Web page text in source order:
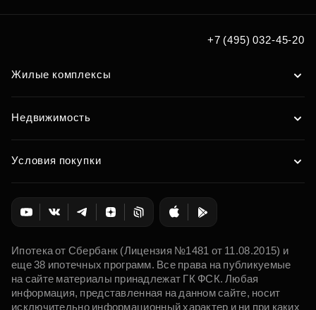
+7 (495) 032-45-20
Жилые комплексы
Недвижимость
Условия покупки
Ипотека от Сбербанк (Лицензия №1481 от 11.08.2015) и
еще 38 ипотечных программ. Все права на публикуемые
на сайте материалы принадлежат ГК ФСК. Любая
информация, представленная на данном сайте, носит
исключительно информационный характер и ни при каких